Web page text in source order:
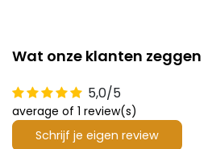
Wat onze klanten zeggen
5,0/5
average of 1 review(s)
Schrijf je eigen review